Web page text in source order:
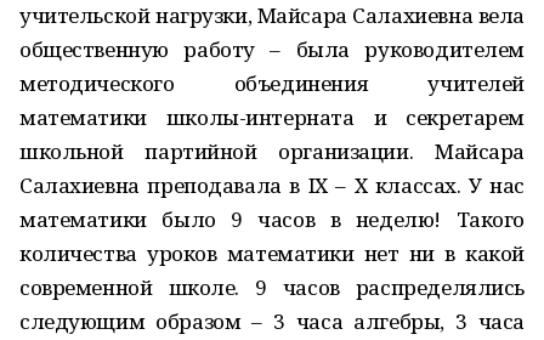
учительской нагрузки, Майсара Салахиевна вела
общественную работу – была руководителем
методического объединения учителей
математики школы-интерната и секретарем
школьной партийной организации. Майсара
Салахиевна преподавала в IX – X классах. У нас
математики было 9 часов в неделю! Такого
количества уроков математики нет ни в какой
современной школе. 9 часов распределялись
следующим образом – 3 часа алгебры, 3 часа